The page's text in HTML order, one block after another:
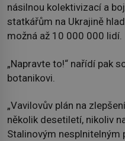
násilnou kolektivizací a
statkářům na Ukrajině
možná až 10 000 000 lidí.
„Napravte to!“ nařídí pak
botanikovi.
„Vavilovův plán na
několik desetiletí, nikoliv
Stalinovým nesplnitelným